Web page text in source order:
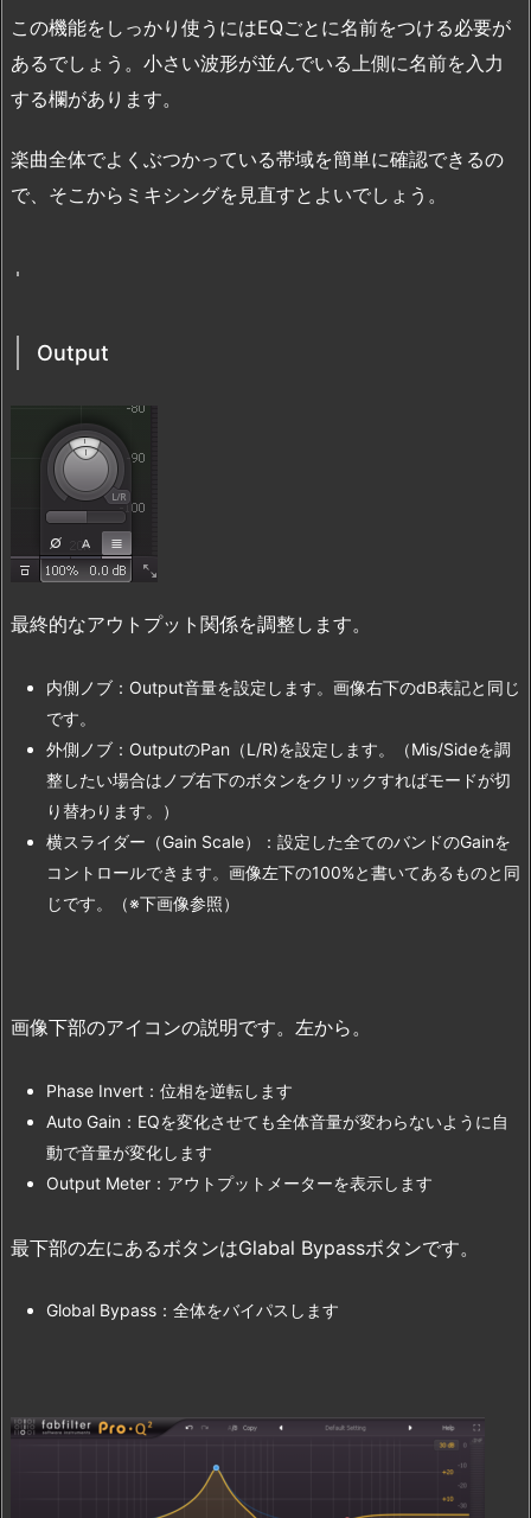
この機能をしっかり使うにはEQごとに名前をつける必要が
あるでしょう。小さい波形が並んでいる上側に名前を入力
する欄があります。
楽曲全体でよくぶつかっている帯域を簡単に確認できるの
で、そこからミキシングを見直すとよいでしょう。
Output
最終的なアウトプット関係を調整します。
内側ノブ：Output音量を設定します。画像右下のdB表記と同じ
です。
外側ノブ：OutputのPan（L/R)を設定します。（Mis/Sideを調
整したい場合はノブ右下のボタンをクリックすればモードが切
り替わります。）
横スライダー（Gain Scale）：設定した全てのバンドのGainを
コントロールできます。画像左下の100%と書いてあるものと同
じです。（※下画像参照）
画像下部のアイコンの説明です。左から。
Phase Invert：位相を逆転します
Auto Gain：EQを変化させても全体音量が変わらないように自
動で音量が変化します
Output Meter：アウトプットメーターを表示します
最下部の左にあるボタンはGlabal Bypassボタンです。
Global Bypass：全体をバイパスします